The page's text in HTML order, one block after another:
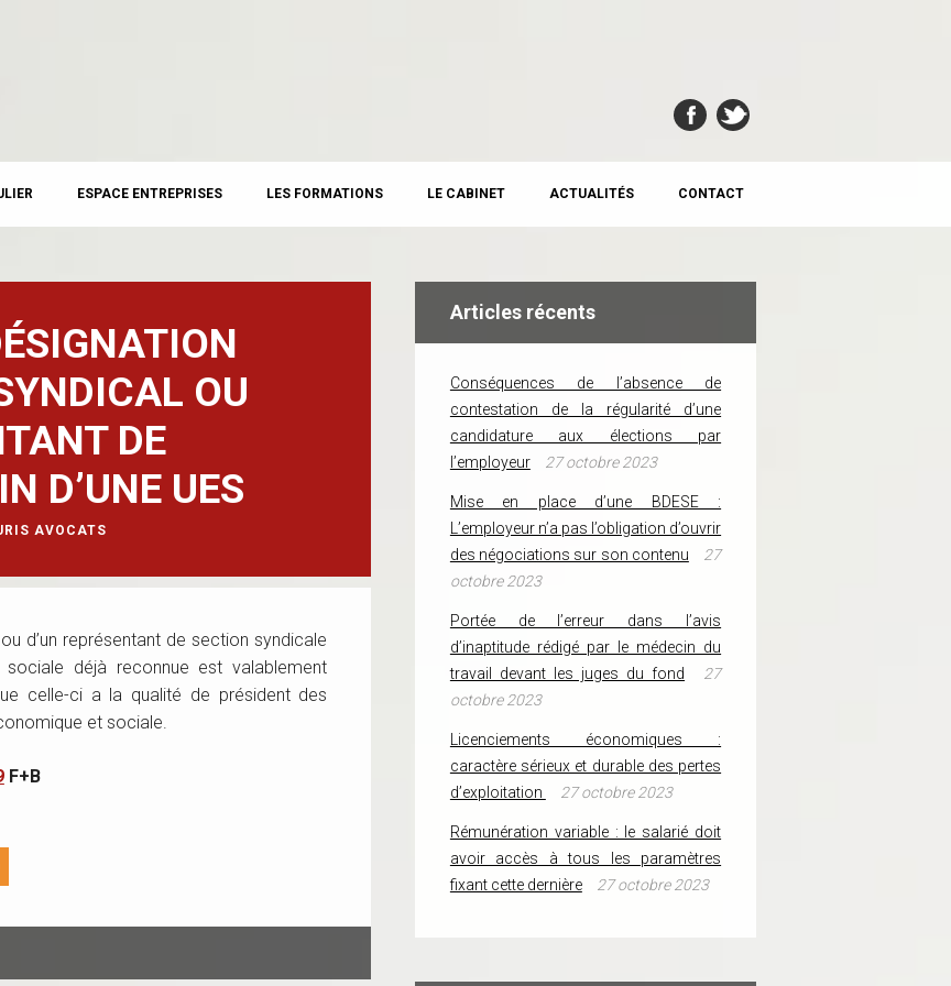
ESPACE ENTREPRISES LES FORMATIONS LE CABINET ACTUALITÉS CONTACT
OU
DE
D’UNE UES
AVOCATS
d’un représentant de section syndicale
déjà reconnue est valablement
celle-ci a la qualité de président des
et sociale.
F+B
Articles récents
Conséquences de l’absence de
contestation de la régularité d’une
candidature aux élections par
l’employeur
27 octobre 2023
Mise en place d’une BDESE :
L’employeur n’a pas l’obligation d’ouvrir
des négociations sur son contenu
27
octobre 2023
Portée de l’erreur dans l’avis
d’inaptitude rédigé par le médecin du
travail devant les juges du fond
27
octobre 2023
Licenciements économiques :
caractère sérieux et durable des pertes
d’exploitation
27 octobre 2023
Rémunération variable : le salarié doit
avoir accès à tous les paramètres
fixant cette dernière
27 octobre 2023